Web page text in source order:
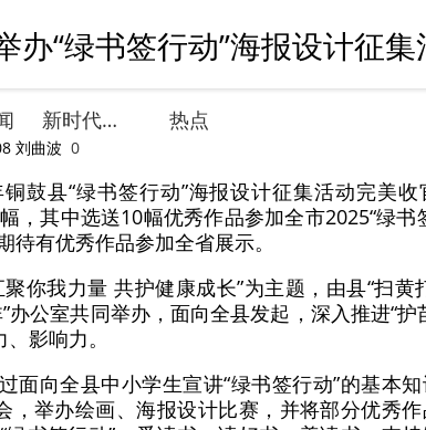
办“绿书签行动”海报设计征
新时代文明实践 热点
刘曲波 0
鼓县“绿书签行动”海报设计征集活动完美
，其中选送10幅优秀作品参加全市2025“绿书
待有优秀作品参加全省展示。
聚你我力量 共护健康成长”为主题，由县“扫黄
办公室共同举办，面向全县发起，深入推进“护
影响力。
面向全县中小学生宣讲“绿书签行动”的基本
，举办绘画、海报设计比赛，并将部分优秀作